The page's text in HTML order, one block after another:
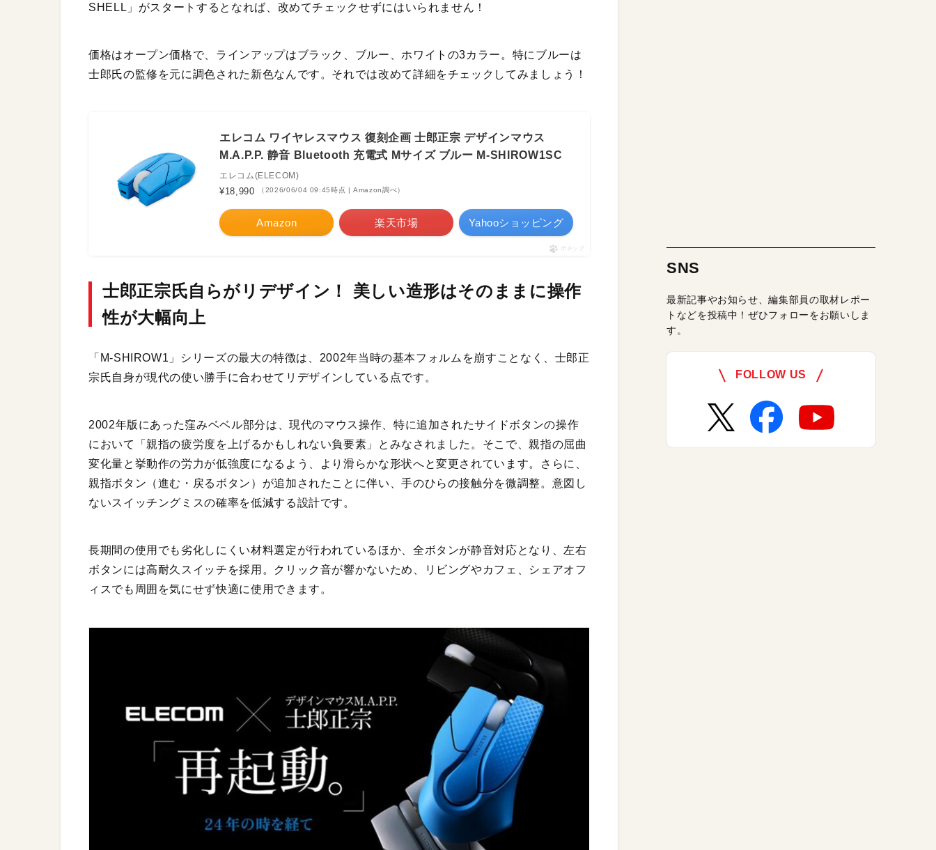
SHELL」がスタートするとなれば、改めてチェックせずにはいられません！
価格はオープン価格で、ラインアップはブラック、ブルー、ホワイトの3カラー。特にブルーは
士郎氏の監修を元に調色された新色なんです。それでは改めて詳細をチェックしてみましょう！
エレコム ワイヤレスマウス 復刻企画 士郎正宗 デザインマウス
M.A.P.P. 静音 Bluetooth 充電式 Mサイズ ブルー M-SHIROW1SC
エレコム(ELECOM)
¥18,990 （2026/06/04 09:45時点 | Amazon調べ）
Amazon 楽天市場 Yahooショッピング
ポチップ
士郎正宗氏自らがリデザイン！ 美しい造形はそのままに操作
性が大幅向上
「M-SHIROW1」シリーズの最大の特徴は、2002年当時の基本フォルムを崩すことなく、士郎正
宗氏自身が現代の使い勝手に合わせてリデザインしている点です。
2002年版にあった窪みベベル部分は、現代のマウス操作、特に追加されたサイドボタンの操作
において「親指の疲労度を上げるかもしれない負要素」とみなされました。そこで、親指の屈曲
変化量と挙動作の労力が低強度になるよう、より滑らかな形状へと変更されています。さらに、
親指ボタン（進む・戻るボタン）が追加されたことに伴い、手のひらの接触分を微調整。意図し
ないスイッチングミスの確率を低減する設計です。
長期間の使用でも劣化しにくい材料選定が行われているほか、全ボタンが静音対応となり、左右
ボタンには高耐久スイッチを採用。クリック音が響かないため、リビングやカフェ、シェアオフ
ィスでも周囲を気にせず快適に使用できます。
SNS
最新記事やお知らせ、編集部員の取材レポー
トなどを投稿中！ぜひフォローをお願いしま
す。
FOLLOW US